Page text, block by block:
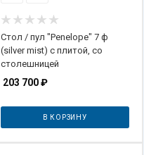
Стол / пул "Penelope" 7 ф
(silver mist) с плитой, со
столешницей
203 700₽
В КОРЗИНУ